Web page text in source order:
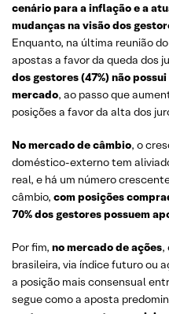
cenário para a inflação e a
mudanças na visão dos
Enquanto, na última reunião
apostas a favor da queda dos
dos gestores (47%) não
mercado, ao passo que
posições a favor da alta dos
No mercado de câmbio, o
doméstico-externo tem
real, e há um número
câmbio, com posições
70% dos gestores possuem
Por fim, no mercado de ações,
brasileira, via índice futuro ou
a posição mais consensual
segue como a aposta